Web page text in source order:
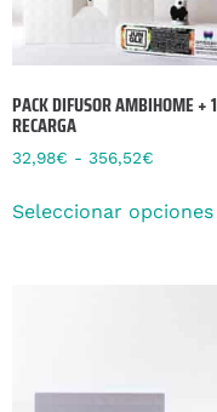
PACK DIFUSOR AMBIHOME + 1
RECARGA
32,98€ - 356,52€
Seleccionar opciones